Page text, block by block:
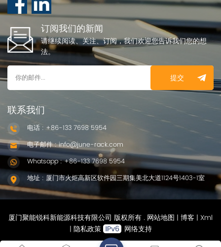
订阅我们的新闻
请继续阅读、关注、订阅，我们欢迎您告诉我们您的想
法。
提交
联系我们
电话 : +86-133 7698 5954
电子邮件 : info@june-rack.com
Whatsapp : +86-133 7698 5954
地址 : 厦门市火炬高新区软件园三期集美北大道1124号1403-1室
厦门聚能锐科新能源科技有限公司 版权所有 . 网站地图 | 博客 | Xml
| 隐私政策 网络支持